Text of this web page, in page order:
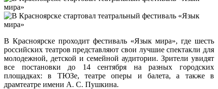
В Красноярске проходит фестиваль «Язык мира», где шесть
российских театров представляют свои лучшие спектакли для
молодежной, детской и семейной аудитории. Зрители увидят
все постановки до 14 сентября на разных городских
площадках: в ТЮЗе, театре оперы и балета, а также в
драмтеатре имени А. С. Пушкина.